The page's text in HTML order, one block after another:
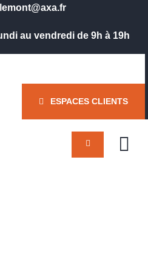
au vendredi de 9h à 19h
ESPACES CLIENTS
CABINET
ACCUEIL
NOUS ?